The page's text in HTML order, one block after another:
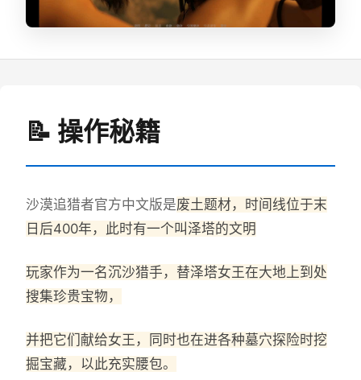
📝 操作秘籍
沙漠追猎者官方中文版是废土题材，时间线位于末
日后400年，此时有一个叫泽塔的文明
玩家作为一名沉沙猎手，替泽塔女王在大地上到处
搜集珍贵宝物，
并把它们献给女王，同时也在进各种墓穴探险时挖
掘宝藏，以此充实腰包。